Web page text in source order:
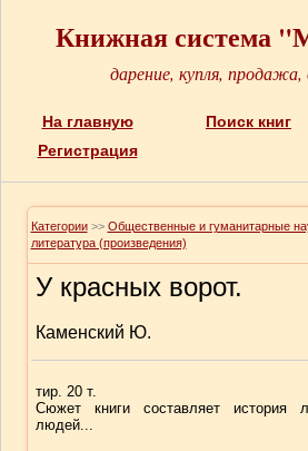
Книжная система
дарение, купля, продажа,
На главную Поиск книг
Регистрация
Категории >> Общественные и гуманитарные
литература (произведения)
У красных ворот.
Каменский Ю.
тир. 20 т.
Сюжет книги составляет история
людей...